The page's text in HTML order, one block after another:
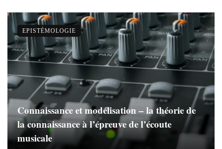
Connaissance et modélisation – la théorie de
la connaissance à l’épreuve de l’écoute
musicale
EPISTÉMOLOGIE